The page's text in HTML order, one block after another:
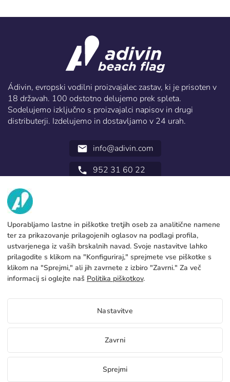
Tovarna info@adivin.com
Ádivin, evropski vodilni proizvajalec zastav, ki je prisoten v
18 državah. 100 odstotno delujemo prek spleta.
Sodelujemo izključno s proizvajalci napisov in drugi
distributerji. Izdelujemo in dostavljamo v 24 urah.
email info@adivin.com
call 952 31 60 22
MI
Pišite na
Blog
Načini plačevanja
Proizvodnja in pošiljanje
FAQs
PRAVNE INFORMACIJE
Pravno obvestilo
Splošni pogoji
Pravilnik o piškotkih
Pravilnik o zasebnosti
C/ Generación 46-48 P.I. La Huertecilla 29196 Málaga Španija | S.A CIF
A93349777
Uporabljamo lastne in piškotke tretjih oseb za analitične namene
ter za prikazovanje prilagojenih oglasov na podlagi profila,
ustvarjenega iz vaših brskalnih navad. Svoje nastavitve lahko
prilagodite s klikom na "Konfiguriraj," sprejmete vse piškotke s
klikom na "Sprejmi," ali jih zavrnete z izbiro "Zavrni." Za več
informacij si oglejte naš Politika piškotkov.
Nastavitve
Zavrni
Sprejmi